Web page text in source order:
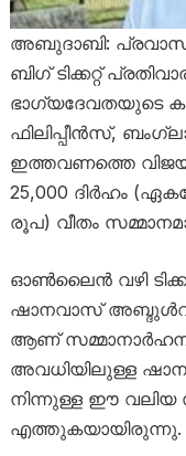
അബുദാബി: പ്രവാസി
ബിഗ് ടിക്കറ്റ്
ഭാഗ്യദേവതയുടെ
ഫിലിപ്പീൻസ്,
ഇത്തവണത്തെ
25,000 ദിർഹം
രൂപ) വീതം
ഓൺലൈൻ വഴി
ഷാനവാസ്
ആണ്
അവധിയിലുള്ള
നിന്നുള്ള ഈ
എത്തുകയായിരുന്നു.